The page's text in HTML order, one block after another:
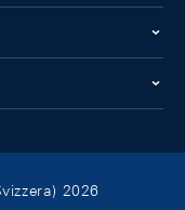
2026